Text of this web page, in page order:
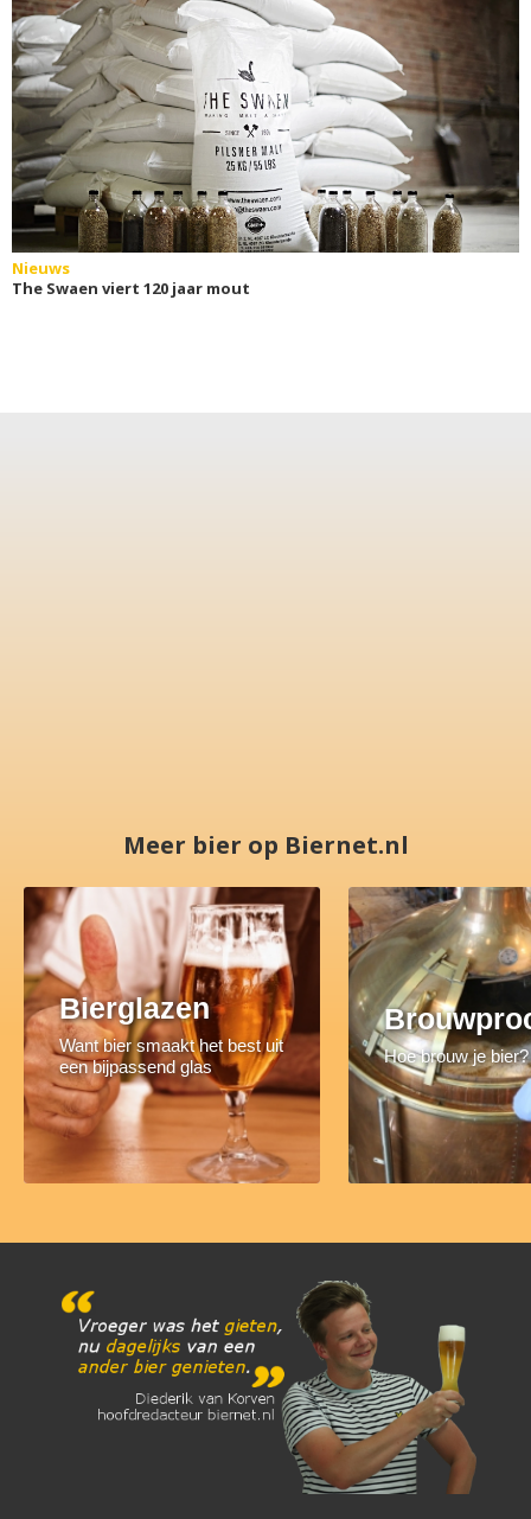
Nieuws
The Swaen viert 120 jaar mout
Meer bier op Biernet.nl
Bierglazen
Want bier smaakt het best uit
een bijpassend glas
Hoe brouw je bier?